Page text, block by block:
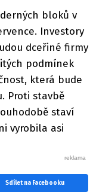
bloků v
Investory
dceřiné firmy
podmínek
která bude
Proti stavbě
staví
vyrobila asi
Sdílet na Facebooku